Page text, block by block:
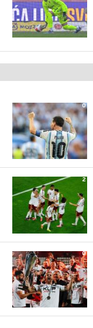
0
2
0